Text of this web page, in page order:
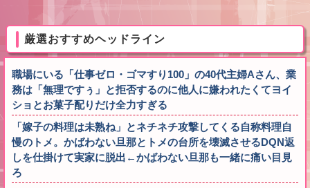
厳選おすすめヘッドライン
職場にいる「仕事ゼロ・ゴマすり100」の40代主婦Aさん、業
務は「無理ですぅ」と拒否するのに他人に嫌われたくてヨイ
ショとお菓子配りだけ全力すぎる
「嫁子の料理は未熟ね」とネチネチ攻撃してくる自称料理自
慢のトメ。かばわない旦那とトメの台所を壊滅させるDQN返
しを仕掛けて実家に脱出←かばわない旦那も一緒に痛い目見
ろ